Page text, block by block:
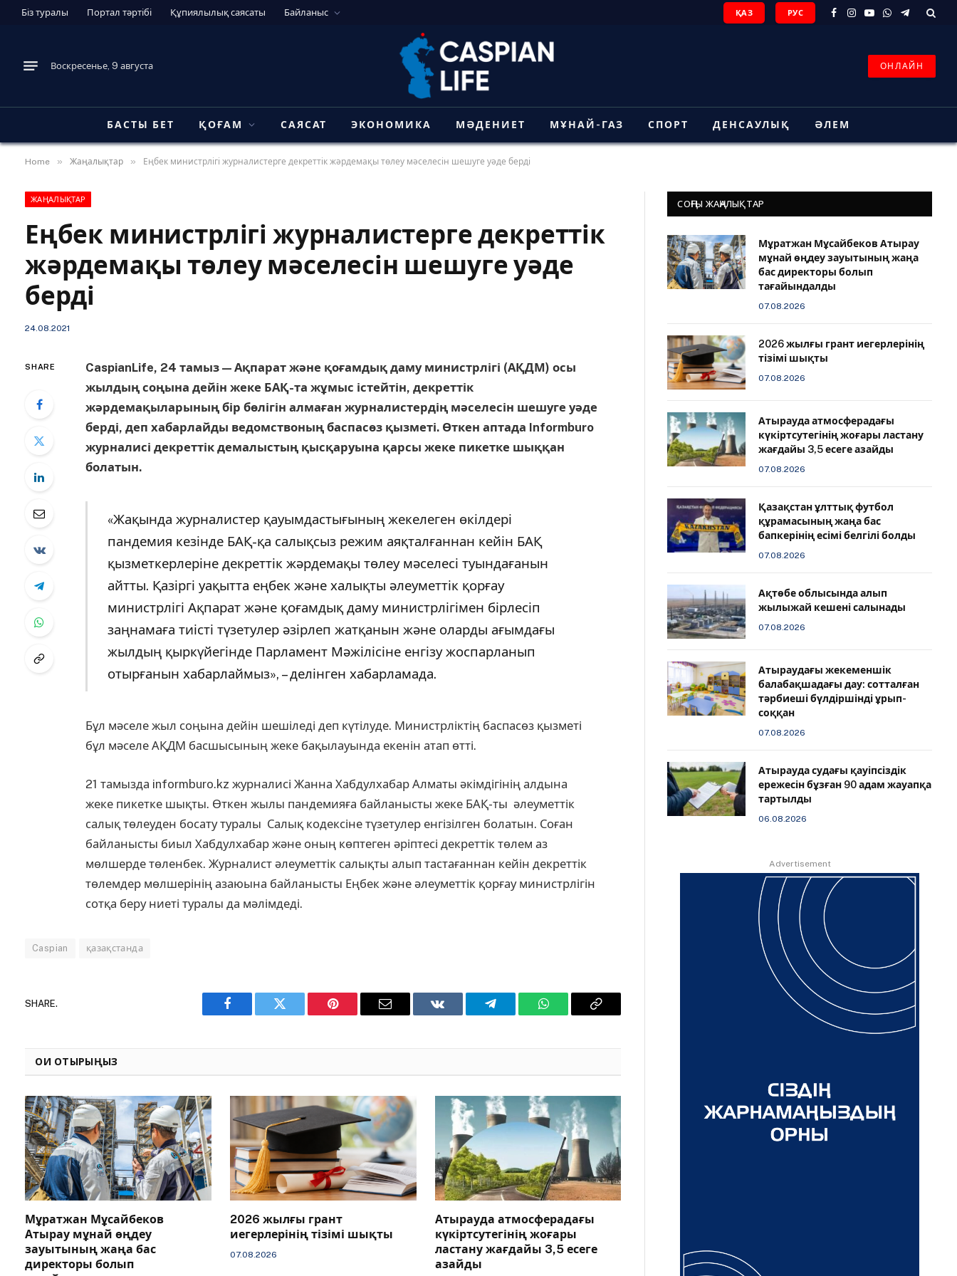
Біз туралы Портал тәртібі Құпиялылық саясаты Байланыс ҚАЗ РУС
Facebook
Instagram
YouTube
WhatsApp
Telegram
Воскресенье, 9 августа ОНЛАЙН
БАСТЫ БЕТ ҚОҒАМ САЯСАТ ЭКОНОМИКА МӘДЕНИЕТ МҰНАЙ-ГАЗ СПОРТ ДЕНСАУЛЫҚ ӘЛЕМ
Home » Жаңалықтар » Еңбек министрлігі журналистерге декреттік жәрдемақы төлеу мәселесін шешуге уәде берді
ЖАҢАЛЫҚТАР
Еңбек министрлігі журналистерге декреттік
жәрдемақы төлеу мәселесін шешуге уәде
берді
24.08.2021
SHARE
CaspianLife, 24 тамыз — Ақпарат және қоғамдық даму министрлігі (АҚДМ) осы
жылдың соңына дейін жеке БАҚ-та жұмыс істейтін, декреттік
жәрдемақыларының бір бөлігін алмаған журналистердің мәселесін шешуге уәде
берді, деп хабарлайды ведомствоның баспасөз қызметі. Өткен аптада Informburo
журналисі декреттік демалыстың қысқаруына қарсы жеке пикетке шыққан
болатын.
«Жақында журналистер қауымдастығының жекелеген өкілдері
пандемия кезінде БАҚ-қа салықсыз режим аяқталғаннан кейін БАҚ
қызметкерлеріне декреттік жәрдемақы төлеу мәселесі туындағанын
айтты. Қазіргі уақытта еңбек және халықты әлеуметтік қорғау
министрлігі Ақпарат және қоғамдық даму министрлігімен бірлесіп
заңнамаға тиісті түзетулер әзірлеп жатқанын және оларды ағымдағы
жылдың қыркүйегінде Парламент Мәжілісіне енгізу жоспарланып
отырғанын хабарлаймыз», – делінген хабарламада.
Бұл мәселе жыл соңына дейін шешіледі деп күтілуде. Министрліктің баспасөз қызметі
бұл мәселе АҚДМ басшысының жеке бақылауында екенін атап өтті.
21 тамызда informburo.kz журналисі Жанна Хабдулхабар Алматы әкімдігінің алдына
жеке пикетке шықты. Өткен жылы пандемияға байланысты жеке БАҚ-ты әлеуметтік
салық төлеуден босату туралы Салық кодексіне түзетулер енгізілген болатын. Соған
байланысты биыл Хабдулхабар және оның көптеген әріптесі декреттік төлем аз
мөлшерде төленбек. Журналист әлеуметтік салықты алып тастағаннан кейін декреттік
төлемдер мөлшерінің азаюына байланысты Еңбек және әлеуметтік қорғау министрлігін
сотқа беру ниеті туралы да мәлімдеді.
Caspian қазақстанда
SHARE.
Facebook Twitter Pinterest Email VKontakteTelegram WhatsAppCopy
ОҚИ ОТЫРЫҢЫЗ
Мұратжан Мұсайбеков
Атырау мұнай өңдеу
зауытының жаңа бас
директоры болып
2026 жылғы грант
иегерлерінің тізімі шықты
07.08.2026
Атырауда атмосферадағы
күкіртсутегінің жоғары
ластану жағдайы 3,5 есеге
азайды
СОҢҒЫ ЖАҢАЛЫҚТАР
Мұратжан Мұсайбеков Атырау
мұнай өңдеу зауытының жаңа
бас директоры болып
тағайындалды
07.08.2026
2026 жылғы грант иегерлерінің
тізімі шықты
07.08.2026
Атырауда атмосферадағы
күкіртсутегінің жоғары ластану
жағдайы 3,5 есеге азайды
07.08.2026
Қазақстан ұлттық футбол
құрамасының жаңа бас
бапкерінің есімі белгілі болды
07.08.2026
Ақтөбе облысында алып
жылыжай кешені салынады
07.08.2026
Атыраудағы жекеменшік
балабақшадағы дау: сотталған
тәрбиеші бүлдіршінді ұрып-
соққан
07.08.2026
Атырауда судағы қауіпсіздік
ережесін бұзған 90 адам жауапқа
тартылды
06.08.2026
Advertisement